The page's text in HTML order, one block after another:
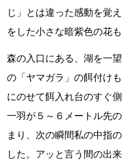
じ」とは違った感動を覚
をした小さな暗紫色の花
森の入口にある、湖を一
の「ヤマガラ」の餌付け
にのせて餌入れ台のすぐ
一羽が５～６メートル先
まり、次の瞬間私の中指
した。アッと言う間の出